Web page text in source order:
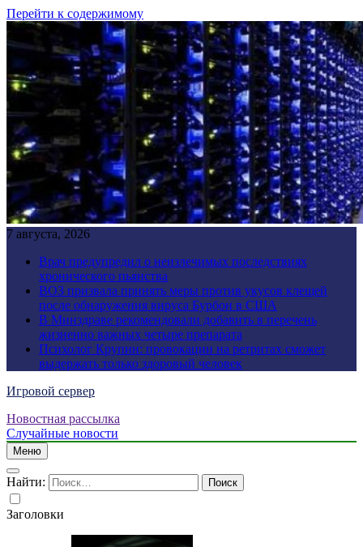
Перейти к содержимому
7 августа, 2026
Врач предупредил о неизлечимых последствиях
хронического пьянства
ВОЗ призвала принять меры против укусов клещей
после обнаружения вируса Бурбон в США
В Минздраве рекомендовали добавить в перечень
жизненно важных четыре препарата
Психолог Крупин: провокации на ретритах сможет
выдержать только здоровый человек
Игровой сервер
Новостная рассылка
Случайные новости
Меню
Найти:
Заголовки